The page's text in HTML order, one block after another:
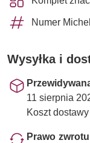
Numer
Wysyłka i
11 sierpnia
Koszt dostawy
Prawo